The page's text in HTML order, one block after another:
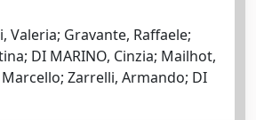
Valeria; Gravante, Raffaele;
DI MARINO, Cinzia; Mailhot,
Zarrelli, Armando; DI